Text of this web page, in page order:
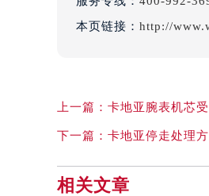
本页链接： http://
上一篇： 卡地亚腕表机芯
下一篇： 卡地亚停走处理
相关文章